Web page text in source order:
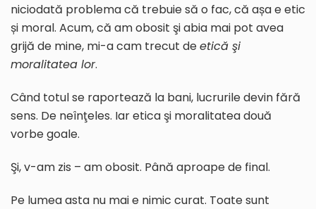
niciodată problema că trebuie să o fac, că așa e etic
și moral. Acum, că am obosit şi abia mai pot avea
grijă de mine, mi-a cam trecut deetică şi
moralitatea lor.
Când totul se raportează la bani, lucrurile devin fără
sens. De neînţeles. Iar etica şi moralitatea două
vorbe goale.
Şi, v-am zis – am obosit. Până aproape de final.
Pe lumea asta nu mai e nimic curat. Toate sunt